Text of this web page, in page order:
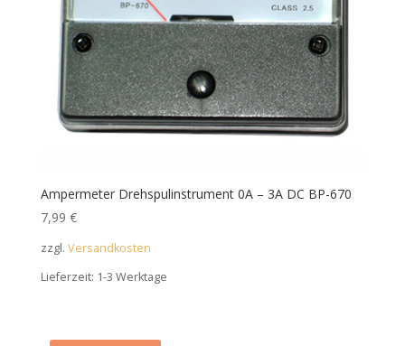
Ampermeter Drehspulinstrument 0A – 3A DC BP-670
7,99 €
zzgl. Versandkosten
Lieferzeit: 1-3 Werktage